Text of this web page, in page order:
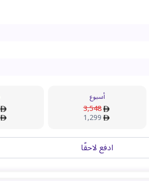
أسبوع
3,548
1,299
ادفع لاحقًا